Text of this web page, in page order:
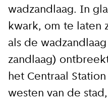
wadzandlaag. In
kwark, om te laten
als de
zandlaag)
het Centraal
westen van de